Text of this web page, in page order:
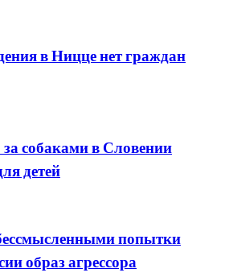
в Ницце нет граждан
собаками в Словении
детей
попытки
образ агрессора